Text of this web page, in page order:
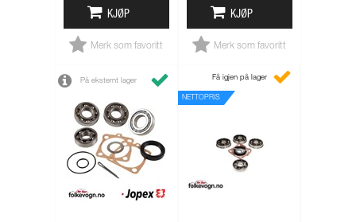
KJØP
Merk som favoritt
KJØP
Merk som favoritt
På eksternt lager
NETTOPRIS
Få igjen på lager